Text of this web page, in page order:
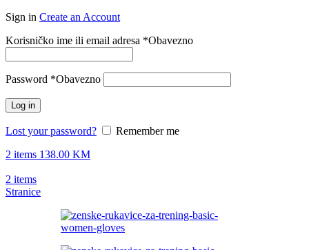
Sign in Create an Account
Korisničko ime ili email adresa *Obavezno
Password *Obavezno
Log in
Lost your password?
Remember me
2 items 138.00 KM
2 items
Stranice